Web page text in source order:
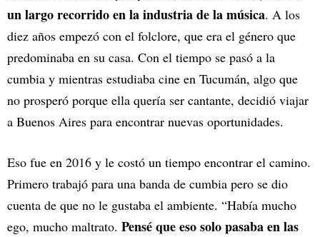
un largo recorrido en la industria de la música. A los
diez años empezó con el folclore, que era el género que
predominaba en su casa. Con el tiempo se pasó a la
cumbia y mientras estudiaba cine en Tucumán, algo que
no prosperó porque ella quería ser cantante, decidió viajar
a Buenos Aires para encontrar nuevas oportunidades.
Eso fue en 2016 y le costó un tiempo encontrar el camino.
Primero trabajó para una banda de cumbia pero se dio
cuenta de que no le gustaba el ambiente. “Había mucho
ego, mucho maltrato. Pensé que eso solo pasaba en las